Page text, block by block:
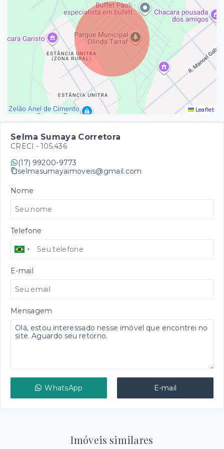
Leaflet
Selma Sumaya Corretora
CRECI - 105.436
(17) 99200-9773
selmasumayaimoveis@gmail.com
Nome
Telefone
E-mail
Mensagem
WhatsApp E-mail
Imóveis similares